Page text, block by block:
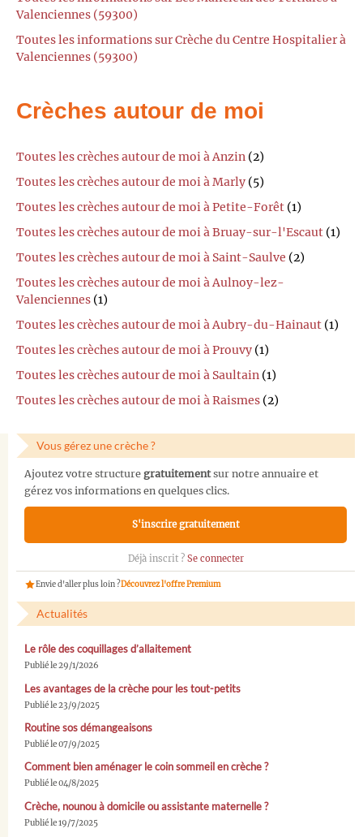
Valenciennes (59300)
Toutes les informations sur Crèche du Centre Hospitalier à
Valenciennes (59300)
Crèches autour de moi
Toutes les crèches autour de moi à Anzin (2)
Toutes les crèches autour de moi à Marly (5)
Toutes les crèches autour de moi à Petite-Forêt (1)
Toutes les crèches autour de moi à Bruay-sur-l'Escaut (1)
Toutes les crèches autour de moi à Saint-Saulve (2)
Toutes les crèches autour de moi à Aulnoy-lez-
Valenciennes (1)
Toutes les crèches autour de moi à Aubry-du-Hainaut (1)
Toutes les crèches autour de moi à Prouvy (1)
Toutes les crèches autour de moi à Saultain (1)
Toutes les crèches autour de moi à Raismes (2)
Vous gérez une crèche ?
Ajoutez votre structure gratuitementsur notre annuaire et
gérez vos informations en quelques clics.
S'inscrire gratuitement
Déjà inscrit ? Se connecter
Envie d'aller plus loin ?Découvrez l'offre Premium
Actualités
Le rôle des coquillages d’allaitement
Publié le 29/1/2026
Les avantages de la crèche pour les tout-petits
Publié le 23/9/2025
Routine sos démangeaisons
Publié le 07/9/2025
Comment bien aménager le coin sommeil en crèche ?
Publié le 04/8/2025
Crèche, nounou à domicile ou assistante maternelle ?
Publié le 19/7/2025